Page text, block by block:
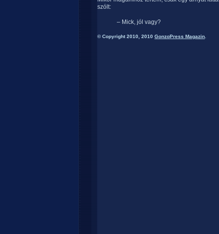
szólt:
– Mick, jól vagy?
© Copyright 2010, 2010 GonzoPress Magazin